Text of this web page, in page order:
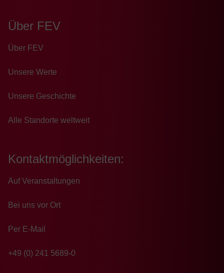
Über FEV
Über FEV
Unsere Werte
Unsere Geschichte
Alle Standorte weltweit
Kontaktmöglichkeiten:
Auf Veranstaltungen
Bei uns vor Ort
Per E-Mail
+49 (0) 241 5689-0